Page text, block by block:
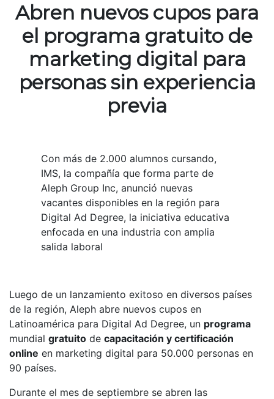
Abren nuevos cupos para
el programa gratuito de
marketing digital para
personas sin experiencia
previa
Con más de 2.000 alumnos cursando,
IMS, la compañía que forma parte de
Aleph Group Inc, anunció nuevas
vacantes disponibles en la región para
Digital Ad Degree, la iniciativa educativa
enfocada en una industria con amplia
salida laboral
Luego de un lanzamiento exitoso en diversos países
de la región, Aleph abre nuevos cupos en
Latinoamérica para Digital Ad Degree, un programa
mundial gratuito de capacitación y certificación
online en marketing digital para 50.000 personas en
90 países.
Durante el mes de septiembre se abren las